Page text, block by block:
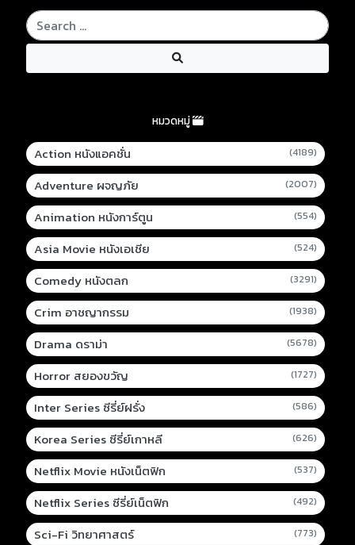
หมวดหมู่
Action หนังแอคชั่น (4189)
Adventure ผจญภัย (2007)
Animation หนังการ์ตูน (554)
Asia Movie หนังเอเชีย (524)
Comedy หนังตลก (3291)
Crim อาชญากรรม (1938)
Drama ดราม่า (5678)
Horror สยองขวัญ (1727)
Inter Series ซีรี่ย์ฝรั่ง (586)
Korea Series ซีรี่ย์เกาหลี (626)
Netflix Movie หนังเน็ตฟิก (537)
Netflix Series ซีรี่ย์เน็ตฟิก (492)
Sci-Fi วิทยาศาสตร์ (773)